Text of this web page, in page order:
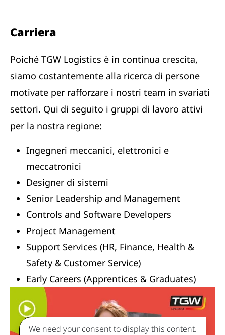
Carriera
Poiché TGW Logistics è in continua crescita,
siamo costantemente alla ricerca di persone
motivate per rafforzare i nostri team in svariati
settori. Qui di seguito i gruppi di lavoro attivi
per la nostra regione:
Ingegneri meccanici, elettronici e
meccatronici
Designer di sistemi
Senior Leadership and Management
Controls and Software Developers
Project Management
Support Services (HR, Finance, Health &
Safety & Customer Service)
Early Careers (Apprentices & Graduates)
We need your consent to display this content.